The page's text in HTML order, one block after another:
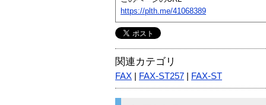
https://plth.me/41068389
関連カテゴリ
FAX FAX-ST257 FAX-ST